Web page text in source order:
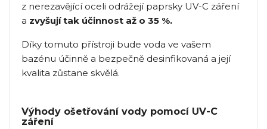
z nerezavějící oceli odrážejí paprsky UV-C záření
a zvyšují tak účinnost až o 35 %.
Díky tomuto přístroji bude voda ve vašem
bazénu účinně a bezpečně desinfikovaná a její
kvalita zůstane skvělá.
Výhody ošetřování vody pomocí UV-C
záření